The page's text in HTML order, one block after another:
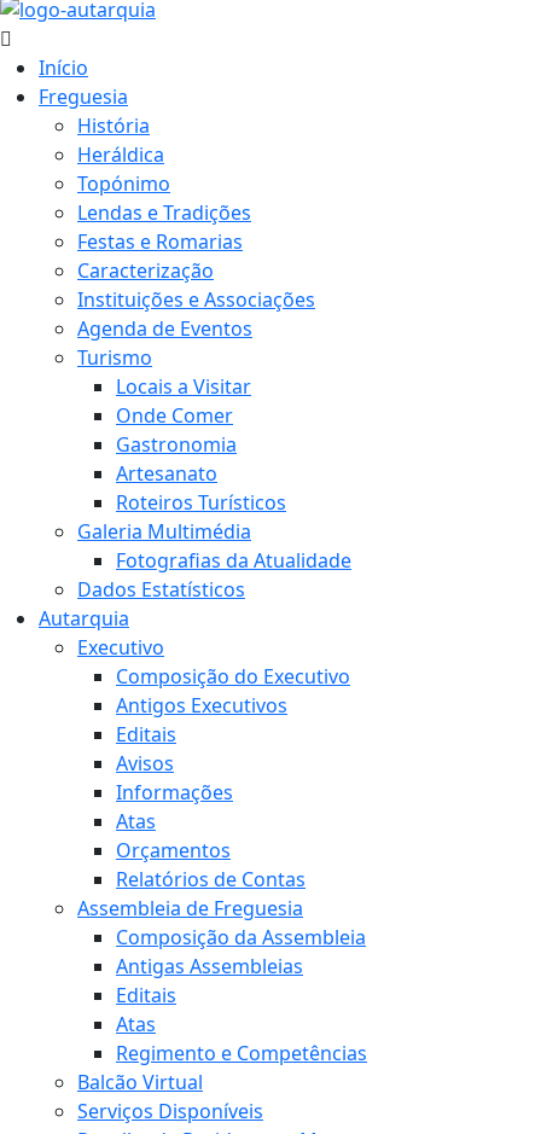
Início
Freguesia
História
Heráldica
Topónimo
Lendas e Tradições
Festas e Romarias
Caracterização
Instituições e Associações
Agenda de Eventos
Turismo
Locais a Visitar
Onde Comer
Gastronomia
Artesanato
Roteiros Turísticos
Galeria Multimédia
Fotografias da Atualidade
Dados Estatísticos
Autarquia
Executivo
Composição do Executivo
Antigos Executivos
Editais
Avisos
Informações
Atas
Orçamentos
Relatórios de Contas
Assembleia de Freguesia
Composição da Assembleia
Antigas Assembleias
Editais
Atas
Regimento e Competências
Balcão Virtual
Serviços Disponíveis